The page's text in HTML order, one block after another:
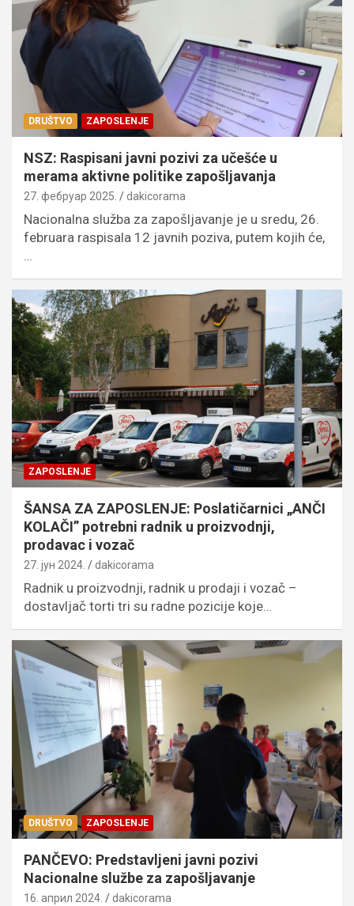
DRUŠTVO ZAPOSLENJE
NSZ: Raspisani javni pozivi za učešće u
merama aktivne politike zapošljavanja
27. фебруар 2025. dakicorama
Nacionalna služba za zapošljavanje je u sredu, 26.
februara raspisala 12 javnih poziva, putem kojih će,
…
ZAPOSLENJE
ŠANSA ZA ZAPOSLENJE: Poslatičarnici „ANČI
KOLAČI” potrebni radnik u proizvodnji,
prodavac i vozač
27. јун 2024. dakicorama
Radnik u proizvodnji, radnik u prodaji i vozač –
dostavljač torti tri su radne pozicije koje…
DRUŠTVO ZAPOSLENJE
PANČEVO: Predstavljeni javni pozivi
Nacionalne službe za zapošljavanje
16. април 2024. dakicorama